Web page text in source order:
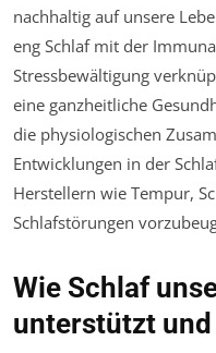
nachhaltig auf unsere
eng Schlaf mit der
Stressbewältigung
eine ganzheitliche
die physiologischen
Entwicklungen in der
Herstellern wie Tempur,
Schlafstörungen
Wie Schlaf
unterstützt